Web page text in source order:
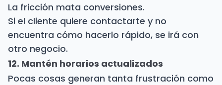
La fricción mata conversiones.
Si el cliente quiere contactarte y no
encuentra cómo hacerlo rápido, se irá con
otro negocio.
12. Mantén horarios actualizados
Pocas cosas generan tanta frustración como